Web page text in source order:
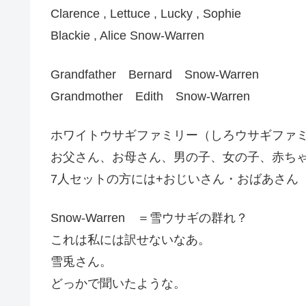
Clarence , Lettuce , Lucky , Sophie
Blackie , Alice Snow-Warren
Grandfather Bernard Snow-Warren
Grandmother Edith Snow-Warren
ホワイトウサギファミリー（しろウサギファミ
お父さん、お母さん、男の子、女の子、赤ち
7人セットの方には+おじいさん・おばあさん
Snow-Warren ＝雪ウサギの群れ？
これは私には訳せないなあ。
雪兎さん。
どっかで聞いたような。